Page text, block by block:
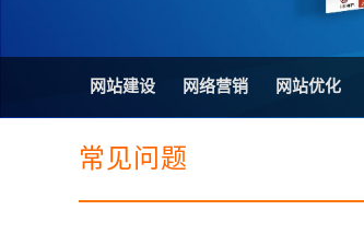
微信平台建设
电子商务商城建设
网站建设 网络营销 网站优化
常见问题